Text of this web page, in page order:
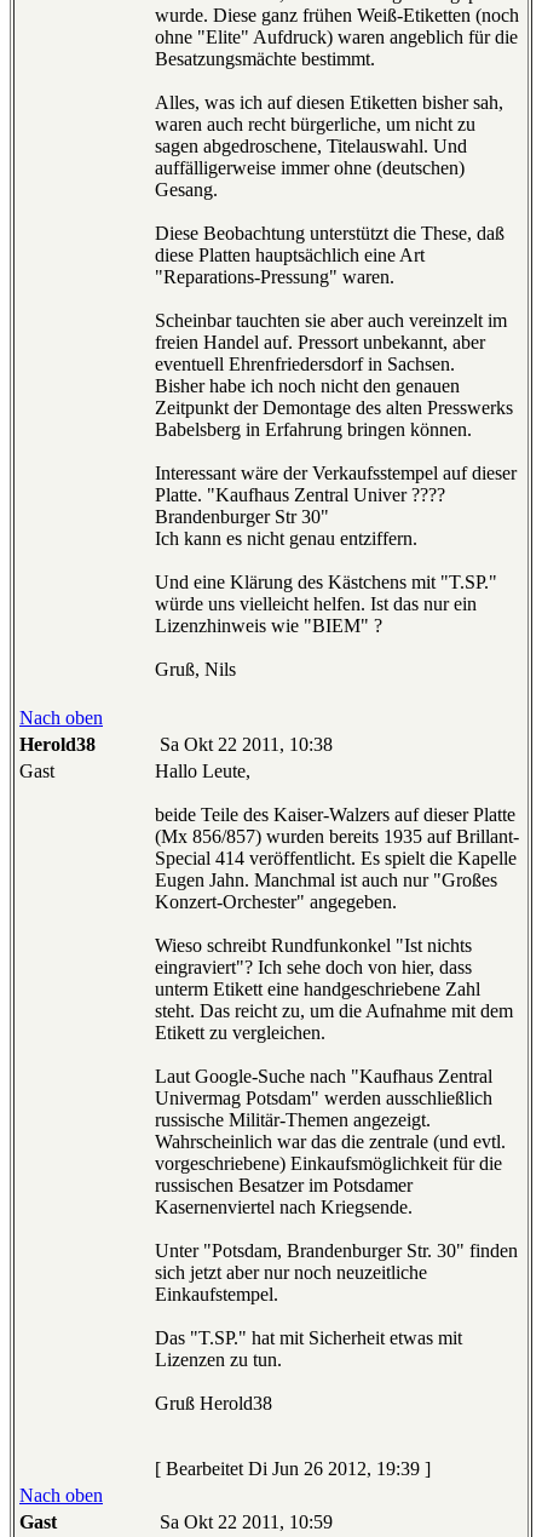
wurde. Diese ganz frühen Weiß-Etiketten (noch
ohne "Elite" Aufdruck) waren angeblich für die
Besatzungsmächte bestimmt.
Alles, was ich auf diesen Etiketten bisher sah,
waren auch recht bürgerliche, um nicht zu
sagen abgedroschene, Titelauswahl. Und
auffälligerweise immer ohne (deutschen)
Gesang.
Diese Beobachtung unterstützt die These, daß
diese Platten hauptsächlich eine Art
"Reparations-Pressung" waren.
Scheinbar tauchten sie aber auch vereinzelt im
freien Handel auf. Pressort unbekannt, aber
eventuell Ehrenfriedersdorf in Sachsen.
Bisher habe ich noch nicht den genauen
Zeitpunkt der Demontage des alten Presswerks
Babelsberg in Erfahrung bringen können.
Interessant wäre der Verkaufsstempel auf dieser
Platte. "Kaufhaus Zentral Univer ????
Brandenburger Str 30"
Ich kann es nicht genau entziffern.
Und eine Klärung des Kästchens mit "T.SP."
würde uns vielleicht helfen. Ist das nur ein
Lizenzhinweis wie "BIEM" ?
Gruß, Nils
Nach oben
Herold38
Sa Okt 22 2011, 10:38
Gast
Hallo Leute,
beide Teile des Kaiser-Walzers auf dieser Platte
(Mx 856/857) wurden bereits 1935 auf Brillant-
Special 414 veröffentlicht. Es spielt die Kapelle
Eugen Jahn. Manchmal ist auch nur "Großes
Konzert-Orchester" angegeben.
Wieso schreibt Rundfunkonkel "Ist nichts
eingraviert"? Ich sehe doch von hier, dass
unterm Etikett eine handgeschriebene Zahl
steht. Das reicht zu, um die Aufnahme mit dem
Etikett zu vergleichen.
Laut Google-Suche nach "Kaufhaus Zentral
Univermag Potsdam" werden ausschließlich
russische Militär-Themen angezeigt.
Wahrscheinlich war das die zentrale (und evtl.
vorgeschriebene) Einkaufsmöglichkeit für die
russischen Besatzer im Potsdamer
Kasernenviertel nach Kriegsende.
Unter "Potsdam, Brandenburger Str. 30" finden
sich jetzt aber nur noch neuzeitliche
Einkaufstempel.
Das "T.SP." hat mit Sicherheit etwas mit
Lizenzen zu tun.
Gruß Herold38
[ Bearbeitet Di Jun 26 2012, 19:39 ]
Nach oben
Gast
Sa Okt 22 2011, 10:59